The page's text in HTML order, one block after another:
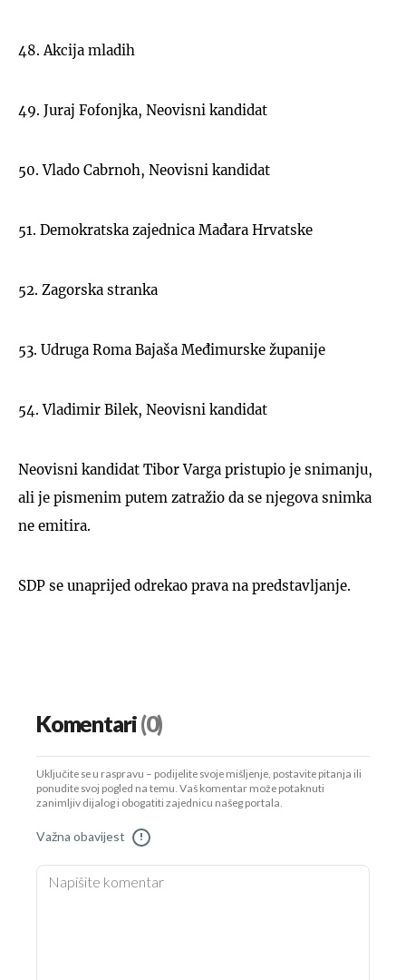
48. Akcija mladih
49. Juraj Fofonjka, Neovisni kandidat
50. Vlado Cabrnoh, Neovisni kandidat
51. Demokratska zajednica Mađara Hrvatske
52. Zagorska stranka
53. Udruga Roma Bajaša Međimurske županije
54. Vladimir Bilek, Neovisni kandidat
Neovisni kandidat Tibor Varga pristupio je snimanju,
ali je pismenim putem zatražio da se njegova snimka
ne emitira.
SDP se unaprijed odrekao prava na predstavljanje.
Komentari(0)
Uključite se u raspravu – podijelite svoje mišljenje, postavite pitanja ili
ponudite svoj pogled na temu. Vaš komentar može potaknuti
zanimljiv dijalog i obogatiti zajednicu našeg portala.
Važna obavijest !